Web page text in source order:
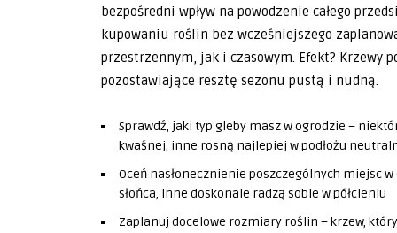
bezpośredni wpływ na powodzenie całego
kupowaniu roślin bez wcześniejszego
przestrzennym, jak i czasowym. Efekt? Krzewy
pozostawiające resztę sezonu pustą i nudną.
Sprawdź, jaki typ gleby masz w ogrodzie –
kwaśnej, inne rosną najlepiej w podłożu
Oceń nasłonecznienie poszczególnych miejsc
słońca, inne doskonale radzą sobie w półcieniu
Zaplanuj docelowe rozmiary roślin – krzew,